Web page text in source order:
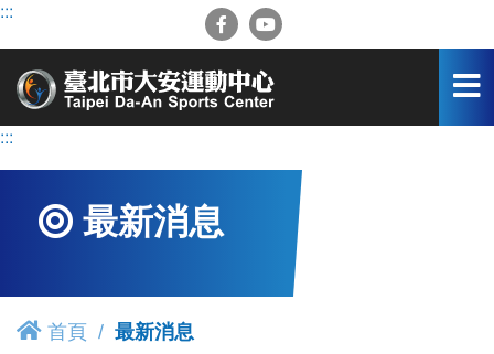
跳
容
:::
:::
最新消息
首頁 最新消息